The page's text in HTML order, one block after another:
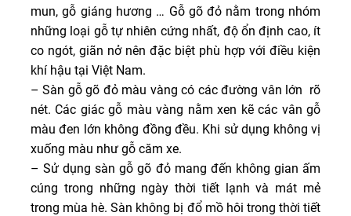
mun, gỗ giáng hương … Gỗ gõ đỏ nằm trong nhóm
những loại gỗ tự nhiên cứng nhất, độ ổn định cao, ít
co ngót, giãn nở nên đặc biệt phù hợp với điều kiện
khí hậu tại Việt Nam.
– Sàn gỗ gõ đỏ màu vàng có các đường vân lớn rõ
nét. Các giác gỗ màu vàng nằm xen kẽ các vân gỗ
màu đen lớn không đồng đều. Khi sử dụng không vị
xuống màu như gỗ căm xe.
– Sử dụng sàn gỗ gõ đỏ mang đến không gian ấm
cúng trong những ngày thời tiết lạnh và mát mẻ
trong mùa hè. Sàn không bị đổ mồ hôi trong thời tiết